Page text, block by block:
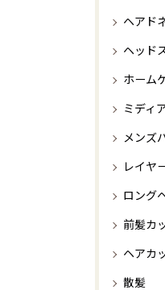
ヘアド
ヘッド
ホーム
ミディ
メンズ
レイヤ
ロング
前髪カ
ヘアカ
散髪